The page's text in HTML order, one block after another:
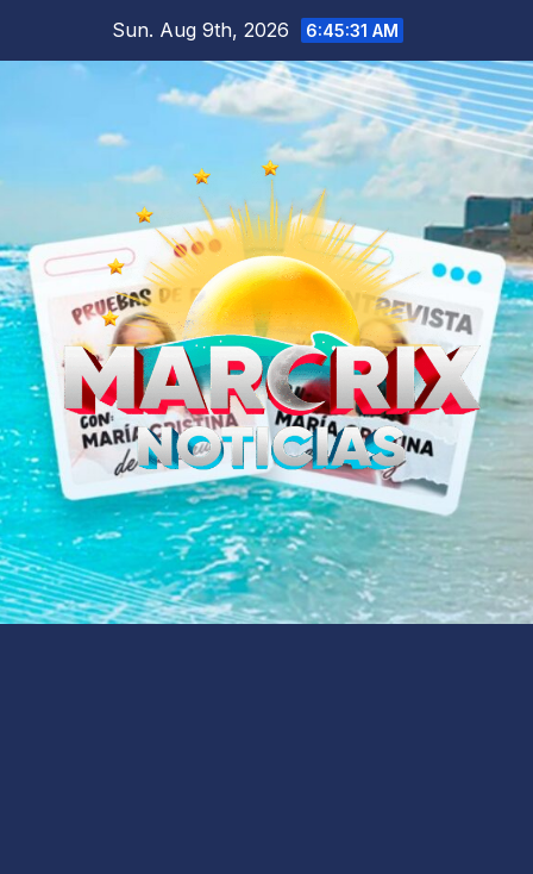
Sun. Aug 9th, 2026 6:45:32 AM